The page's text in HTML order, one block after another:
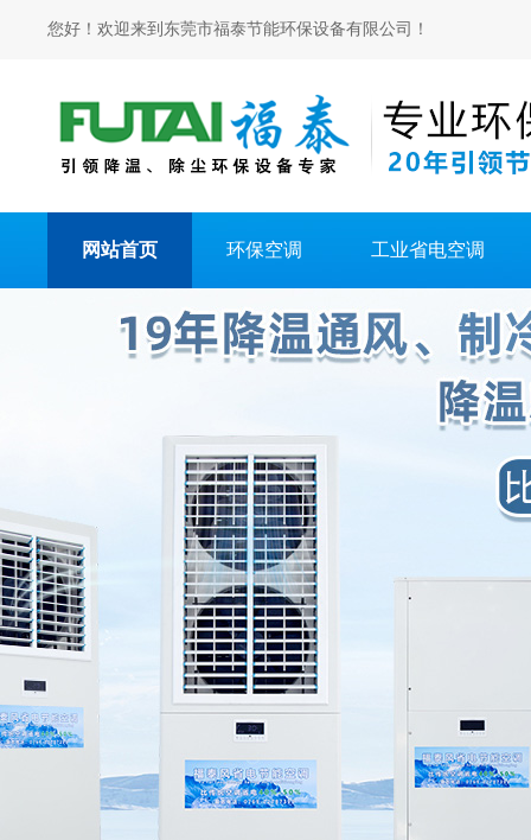
您好！欢迎来到东莞市福泰节能环保设备有限公司！
网站首页 环保空调 工业省电空调